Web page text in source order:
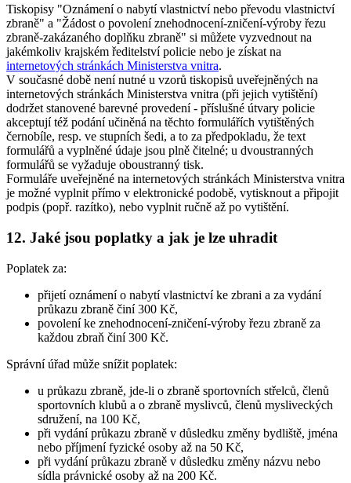
Tiskopisy "Oznámení o nabytí vlastnictví nebo převodu vlastnictví
zbraně" a "Žádost o povolení znehodnocení-zničení-výroby řezu
zbraně-zakázaného doplňku zbraně" si můžete vyzvednout na
jakémkoliv krajském ředitelství policie nebo je získat na
internetových stránkách Ministerstva vnitra.
V současné době není nutné u vzorů tiskopisů uveřejněných na
internetových stránkách Ministerstva vnitra (při jejich vytištění)
dodržet stanovené barevné provedení - příslušné útvary policie
akceptují též podání učiněná na těchto formulářích vytištěných
černobíle, resp. ve stupních šedi, a to za předpokladu, že text
formulářů a vyplněné údaje jsou plně čitelné; u dvoustranných
formulářů se vyžaduje oboustranný tisk.
Formuláře uveřejněné na internetových stránkách Ministerstva vnitra
je možné vyplnit přímo v elektronické podobě, vytisknout a připojit
podpis (popř. razítko), nebo vyplnit ručně až po vytištění.
12. Jaké jsou poplatky a jak je lze uhradit
Poplatek za:
přijetí oznámení o nabytí vlastnictví ke zbrani a za vydání
průkazu zbraně činí 300 Kč,
povolení ke znehodnocení-zničení-výroby řezu zbraně za
každou zbraň činí 300 Kč.
Správní úřad může snížit poplatek:
u průkazu zbraně, jde-li o zbraně sportovních střelců, členů
sportovních klubů a o zbraně myslivců, členů mysliveckých
sdružení, na 100 Kč,
při vydání průkazu zbraně v důsledku změny bydliště, jména
nebo příjmení fyzické osoby až na 50 Kč,
při vydání průkazu zbraně v důsledku změny názvu nebo
sídla právnické osoby až na 200 Kč.